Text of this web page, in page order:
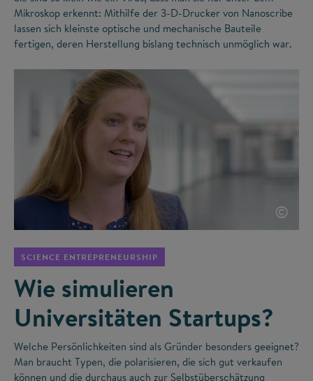
Mikroskop erkennt: Mithilfe der 3-D-Drucker von Nanoscribe
lassen sich kleinste optische und mechanische Bauteile
fertigen, deren Herstellung bislang technisch unmöglich war.
©
SCIENCE ENTREPRENEURSHIP
Wie simulieren
Universitäten Startups?
Welche Persönlichkeiten sind als Gründer besonders geeignet?
Man braucht Typen, die polarisieren, die sich gut verkaufen
können und die durchaus auch zur Selbstüberschätzung